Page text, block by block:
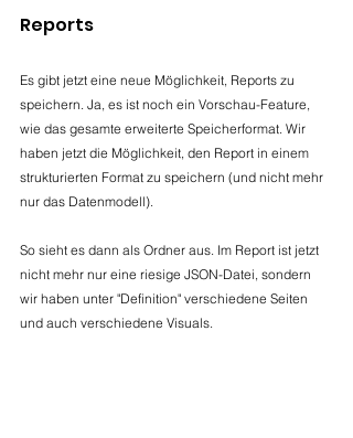
Reports
Es gibt jetzt eine neue Möglichkeit, Reports zu
speichern. Ja, es ist noch ein Vorschau-Feature,
wie das gesamte erweiterte Speicherformat. Wir
haben jetzt die Möglichkeit, den Report in einem
strukturierten Format zu speichern (und nicht mehr
nur das Datenmodell).
So sieht es dann als Ordner aus. Im Report ist jetzt
nicht mehr nur eine riesige JSON-Datei, sondern
wir haben unter "Definition" verschiedene Seiten
und auch verschiedene Visuals.